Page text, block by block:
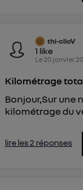
thi-clioV
1 like
Le 20 janvier
Kilométrage
Bonjour,Sur une
kilométrage du
lire les 2 réponses